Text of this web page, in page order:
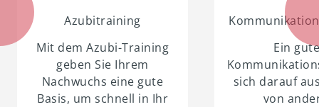
Azubitraining
Mit dem Azubi-Training
geben Sie Ihrem
Nachwuchs eine gute
Basis, um schnell in Ihr
Ein
sich darauf
von